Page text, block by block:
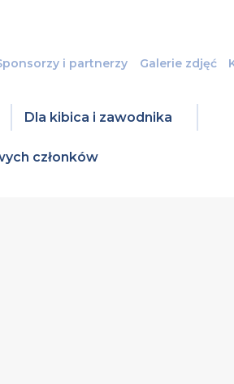
i partnerzy Galerie zdjęć
Dla kibica i zawodnika
członków